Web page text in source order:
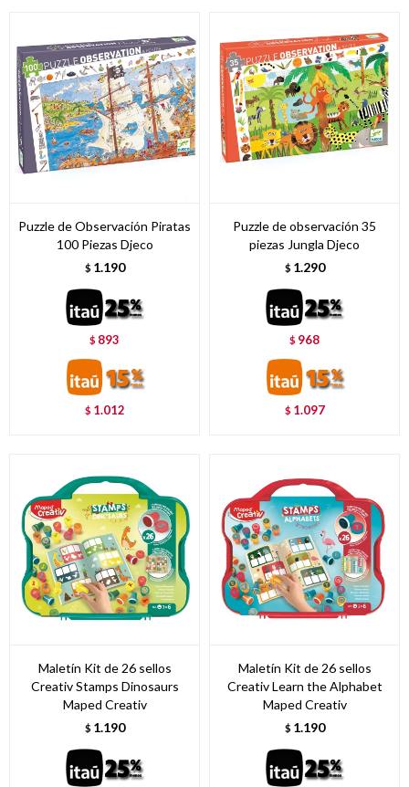
Puzzle de Observación Piratas
100 Piezas Djeco
$ 1.190
$ 893
$ 1.012
Puzzle de observación 35
piezas Jungla Djeco
$ 1.290
$ 968
$ 1.097
Maletín Kit de 26 sellos
Creativ Stamps Dinosaurs
Maped Creativ
$ 1.190
Maletín Kit de 26 sellos
Creativ Learn the Alphabet
Maped Creativ
$ 1.190